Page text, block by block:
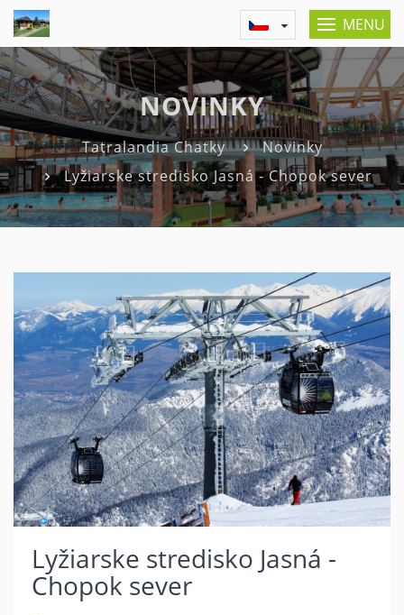
MENU
NOVINKY
Tatralandia Chatky
Novinky
Lyžiarske stredisko Jasná - Chopok sever
Lyžiarske stredisko Jasná -
Chopok sever